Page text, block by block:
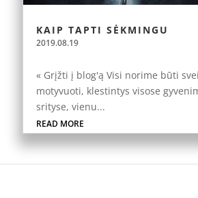
KAIP TAPTI SĖKMINGU
2019.08.19
« Grįžti į blog'ą Visi norime būti
motyvuoti, klestintys visose
srityse, vienu...
READ MORE